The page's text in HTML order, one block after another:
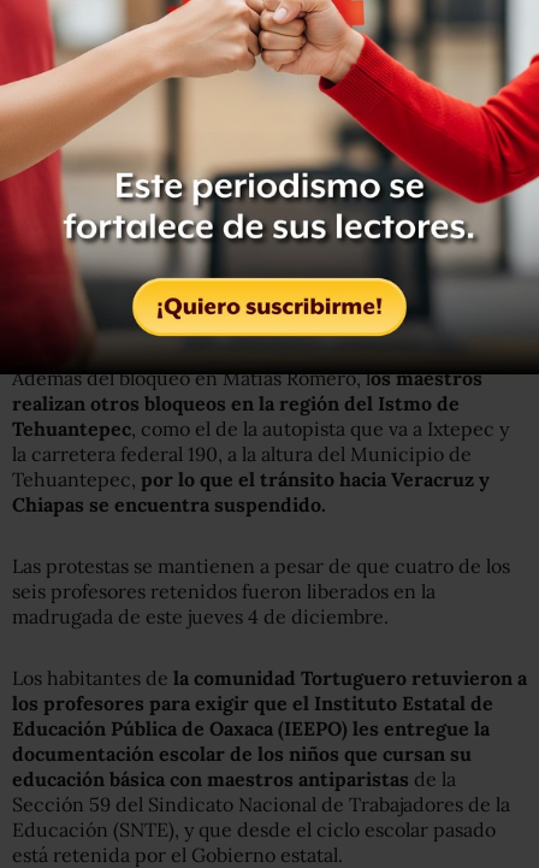
La Secretaría de Seguridad Pública de Oaxaca informó
que
alrededor de 700 automóviles se encuentran
varados en el tramo que va de Matías Romero a
Palomares mientras que otros 650 vehículos se
encuentran parados en el tramo que va de Matías
Romero a Juchitán.
Además del bloqueo en Matías Romero, los maestros
realizan otros bloqueos en la región del Istmo de
Tehuantepec , como el de la autopista que va a Ixtepec y
la carretera federal 190, a la altura del Municipio de
Tehuantepec, por lo que el tránsito hacia Veracruz y
Chiapas se encuentra suspendido.
Las protestas se mantienen a pesar de que cuatro de los
seis profesores retenidos fueron liberados en la
madrugada de este jueves 4 de diciembre.
Los habitantes de la comunidad Tortuguero retuvieron a
los profesores para exigir que el Instituto Estatal de
Educación Pública de Oaxaca (IEEPO) les entregue la
documentación escolar de los niños que cursan su
educación básica con maestros antiparistas de la
Sección 59 del Sindicato Nacional de Trabajadores de la
Educación (SNTE), y que desde el ciclo escolar pasado
está retenida por el Gobierno estatal.